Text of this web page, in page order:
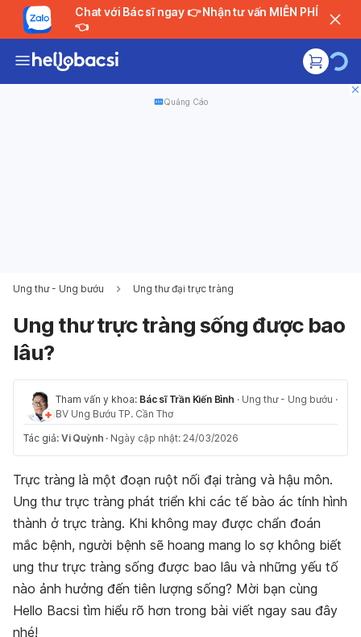
Chat với Bác sĩ ngay 👉 Nhận tư vấn MIỄN PHÍ
👈
Quảng Cáo
Ung thư - Ung bướu Ung thư đại trực tràng
Ung thư trực tràng sống được bao
lâu?
Tham vấn y khoa: Bác sĩ Trần Kiến Bình · Ung thư - Ung bướu ·
BV Ung Bướu TP. Cần Thơ
Tác giả: Vi Quỳnh · Ngày cập nhật: 24/03/2026
Trực tràng là một đoạn ruột nối đại tràng và hậu môn.
Ung thư trực tràng phát triển khi các tế bào ác tính hình
thành ở trực tràng. Khi không may được chẩn đoán
mắc bệnh, người bệnh sẽ hoang mang lo sợ không biết
ung thư trực tràng sống được bao lâu và những yếu tố
nào ảnh hưởng đến tiên lượng sống? Mời bạn cùng
Hello Bacsi tìm hiểu rõ hơn trong bài viết ngay sau đây
nhé!